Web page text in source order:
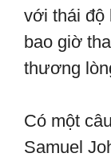
với thái độ
bao giờ
thương
Có một
Samuel